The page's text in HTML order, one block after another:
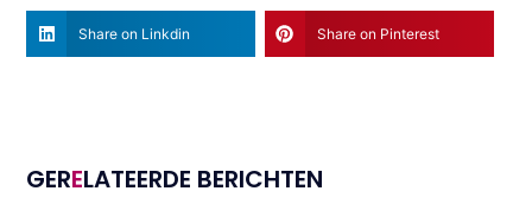
Share on Linkdin Share on Pinterest
GERELATEERDE BERICHTEN